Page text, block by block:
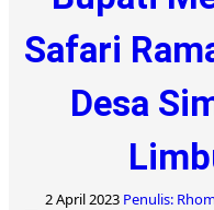
Safari
Desa
2 April 2023 Penulis: